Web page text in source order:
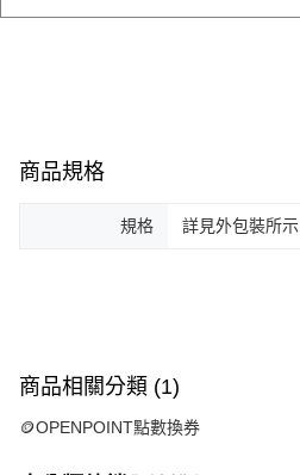
商品規格
規格 詳見外包裝所示
商品相關分類 (1)
🪙OPENPOINT點數換券